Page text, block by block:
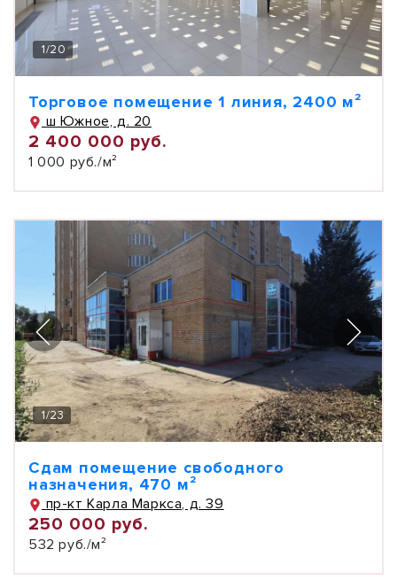
1/20
Торговое помещение 1 линия, 2400 м²
ш Южное, д. 20
2 400 000 руб.
1 000 руб./м²
1/23
Сдам помещение свободного
назначения, 470 м²
пр-кт Карла Маркса, д. 39
250 000 руб.
532 руб./м²